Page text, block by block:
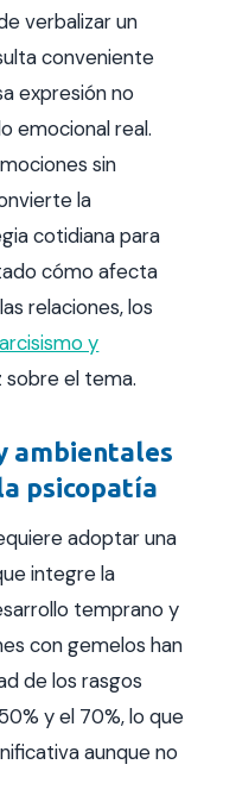
verbalizar un
conveniente
expresión no
emocional real.
sin
la
cotidiana para
cómo afecta
relaciones, los
y
sobre el tema.
ambientales
psicopatía
adoptar una
integre la
temprano y
con gemelos han
de los rasgos
y el 70%, lo que
aunque no